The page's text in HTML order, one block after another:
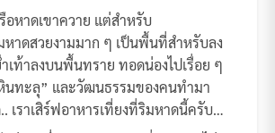
อหาดเขาควาย แต่สำหรับ
หาดสวยงามมาก ๆ เป็นพื้นที่สำหรับลง
เท้าลงบนพื้นทราย ทอดน่องไปเรื่อย ๆ
นทะลุ” และวัฒนธรรมของคนทำมา
เราเสิร์ฟอาหารเที่ยงที่ริมหาดนี้ครับ…